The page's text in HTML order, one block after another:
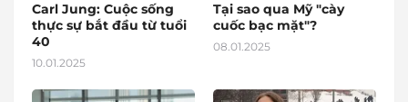
Carl Jung: Cuộc sống
thực sự bắt đầu từ tuổi
40
10.01.2025
Tại sao qua Mỹ "cày
cuốc bạc mặt"?
08.01.2025